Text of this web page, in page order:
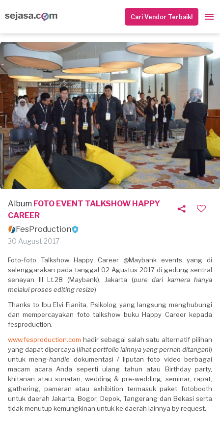
Cari Vendor Terbaik!
Album FOTO EVENT TALKSHOW HAPPY
CAREER
FesProduction
30 August 2017
Foto-foto Talkshow Happy Career @Maybank events yang di
selenggarakan pada tanggal 02 Agustus 2017 di gedung sentral
senayan III Lt.28 (Maybank), Jakarta (pure dari kamera hanya
melalui proses editing resize)
Thanks to Ibu Elvi Fianita, Psikolog yang langsung menghubungi
dan mempercayakan foto talkshow buku Happy Career kepada
fesproduction.
www.fesproduction.com hadir sebagai salah satu alternatif pilihan
yang dapat dipercaya (lihat portfolio lainnya yang pernah ditangani)
untuk meng-handle dokumentasi / liputan foto video berbagai
macam acara Anda seperti ulang tahun atau Birthday party,
khitanan atau sunatan, wedding & pre-wedding, seminar, rapat,
gathering, pameran atau exhibition termasuk paket fotobooth
untuk daerah Jakarta, Bogor, Depok, Tangerang dan Bekasi serta
tidak menutup kemungkinan untuk ke daerah lainnya by request.